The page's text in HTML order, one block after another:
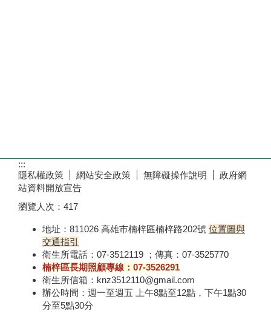
:::
隱私權政策
網站安全政策 無障礙操作說明
政府網
站資料開放宣告
瀏覽人次： 417
地址：811026 高雄市楠梓區楠梓路202號 位置圖與
交通指引
衛生所電話：07-3512119 ；傳真：07-3525770
楠梓區長期照顧專線：07-3526291
衛生所信箱：knz3512110@gmail.com
辦公時間：週一至週五 上午8點至12點，下午1點30
分至5點30分